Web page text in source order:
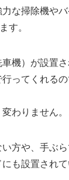
な掃除機や
す。
機）が設置
ってくれる
わりません
方や、手ぶ
も設置され